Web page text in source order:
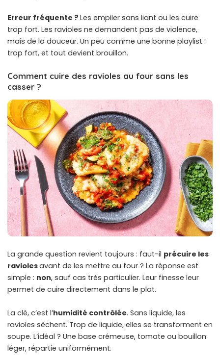
Erreur fréquente ? Les empiler sans liant ou les cuire
trop fort. Les ravioles ne demandent pas de violence,
mais de la douceur. Un peu comme une bonne playlist :
trop fort, et tout devient brouillon.
Comment cuire des ravioles au four sans les
casser ?
La grande question revient toujours : faut-il précuire les
raviolesavant de les mettre au four ? La réponse est
simple : non, sauf cas très particulier. Leur finesse leur
permet de cuire directement dans le plat.
La clé, c’est l’humidité contrôlée. Sans liquide, les
ravioles sèchent. Trop de liquide, elles se transforment en
soupe. L’idéal ? Une base crémeuse, tomate ou bouillon
léger, répartie uniformément.